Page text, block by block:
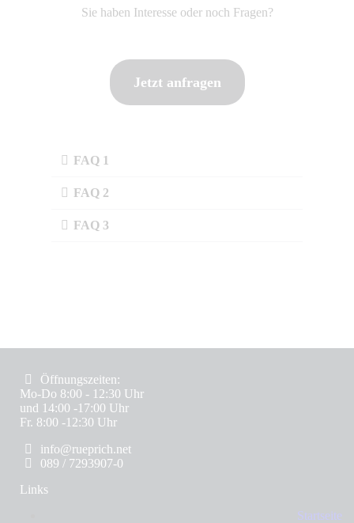
Sie haben Interesse oder noch Fragen?
Jetzt anfragen
FAQ 1
FAQ 2
FAQ 3
Öffnungszeiten:
Mo-Do 8:00 - 12:30 Uhr
und 14:00 -17:00 Uhr
Fr. 8:00 -12:30 Uhr
info@rueprich.net
089 / 7293907-0
Links
Startseite